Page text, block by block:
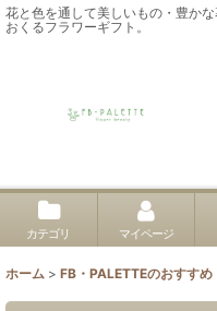
花と色を通して美しいもの・豊か
おくるフラワーギフト。
カテゴリ マイページ
ホーム > FB・PALETTEのおすすめ